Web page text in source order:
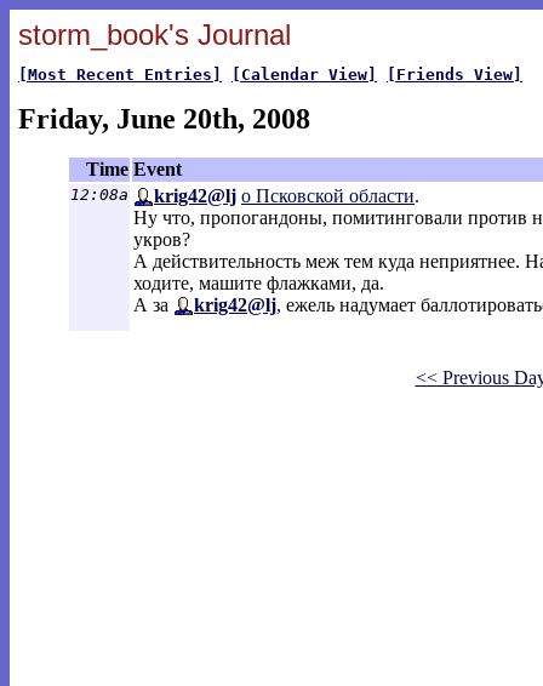
storm_book's Journal
[Most Recent Entries] [Calendar View] [Friends View]
Friday, June 20th, 2008
Time Event
12:08a krig42@lj о Псковской области.
Ну что, пропогандоны, помитинговали
укров?
А действительность меж тем куда неприятнее.
ходите, машите флажками, да.
А за
krig42@lj, ежель надумает
<< Previous